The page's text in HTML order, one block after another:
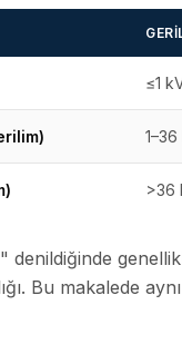
≤1
>36
denildiğinde
Bu makalede